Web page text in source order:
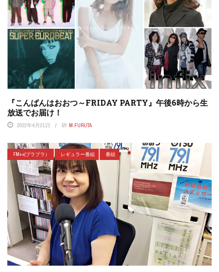
『こんばんはおおつ～FRIDAY PARTY』午後6時から生
放送でお届け！
2022年4月21日 BY M.FURUTA
FM++(プラプラ） レギュラー番組 番組